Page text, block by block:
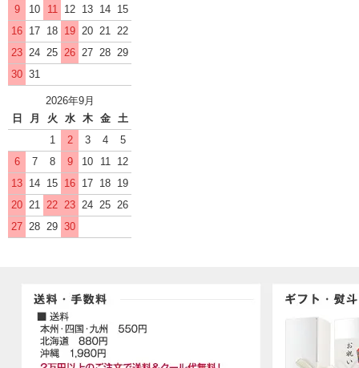
9
10 11 12 13 14 15
16 17 18 19 20 21 22
23 24 25 26 27 28 29
30 31
2026年9月
日
月 火 水 木 金
土
1
2 3 4
5
6
7 8 9 10 11
12
13 14 15 16 17 18 19
20 21 22 23 24 25 26
27 28 29 30